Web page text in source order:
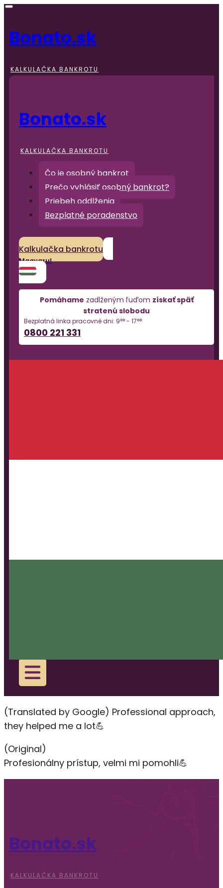
Bonato.sk
KALKULAČKA BANKROTU
Bonato.sk
KALKULAČKA BANKROTU
Čo je osobný bankrot
Prečo vyhlásiť osobný bankrot?
Priebeh oddlženia
Bezplatné poradenstvo
Kalkulačka bankrotu
Magyarul
Pomáhame zadlženým ľuďom získať späť
stratenú slobodu
Bezplatná linka pracovné dni: 9°° - 17°°
0800 221 331
(Translated by Google) Professional approach,
they helped me a lot💪
(Original)
Profesionálny prístup, velmi mi pomohli💪
Bonato.sk
KALKULAČKA BANKROTU